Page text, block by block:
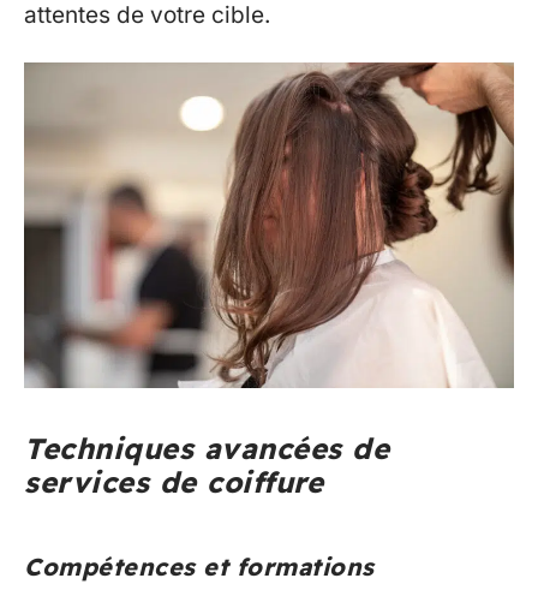
attentes de votre cible.
Techniques avancées de
services de coiffure
Compétences et formations